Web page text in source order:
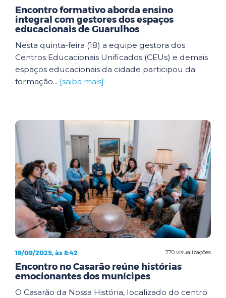
Encontro formativo aborda ensino
integral com gestores dos espaços
educacionais de Guarulhos
Nesta quinta-feira (18) a equipe gestora dos
Centros Educacionais Unificados (CEUs) e demais
espaços educacionais da cidade participou da
formação... [saiba mais]
770 visualizações
19/09/2025, às 8:42
Encontro no Casarão reúne histórias
emocionantes dos munícipes
O Casarão da Nossa História, localizado do centro